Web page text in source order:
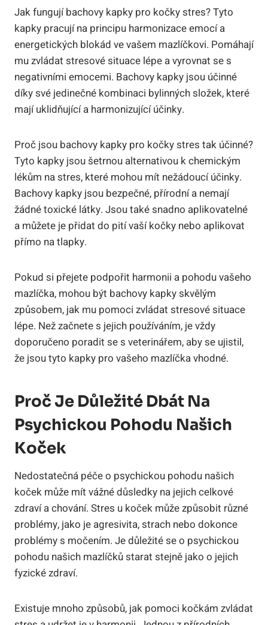
Jak fungují bachovy kapky pro kočky stres? Tyto
kapky pracují na principu harmonizace emocí a
energetických blokád ve vašem mazlíčkovi. Pomáhají
mu zvládat stresové situace lépe a vyrovnat se s
negativními emocemi. Bachovy kapky jsou účinné
díky své jedinečné kombinaci bylinných složek, které
mají uklidňující a harmonizující účinky.
Proč jsou bachovy kapky pro kočky stres tak účinné?
Tyto kapky jsou šetrnou alternativou k chemickým
lékům na stres, které mohou mít nežádoucí účinky.
Bachovy kapky jsou bezpečné, přírodní a nemají
žádné toxické látky. Jsou také snadno aplikovatelné
a můžete je přidat do pití vaší kočky nebo aplikovat
přímo na tlapky.
Pokud si přejete podpořit harmonii a pohodu vašeho
mazlíčka, mohou být bachovy kapky skvělým
způsobem, jak mu pomoci zvládat stresové situace
lépe. Než začnete s jejich používáním, je vždy
doporučeno poradit se s veterinářem, aby se ujistil,
že jsou tyto kapky pro vašeho mazlíčka vhodné.
Proč Je Důležité Dbát Na
Psychickou Pohodu Našich
Koček
Nedostatečná péče o psychickou pohodu našich
koček může mít vážné důsledky na jejich celkové
zdraví a chování. Stres u koček může způsobit různé
problémy, jako je agresivita, strach nebo dokonce
problémy s močením. Je důležité se o psychickou
pohodu našich mazlíčků starat stejně jako o jejich
fyzické zdraví.
Existuje mnoho způsobů, jak pomoci kočkám zvládat